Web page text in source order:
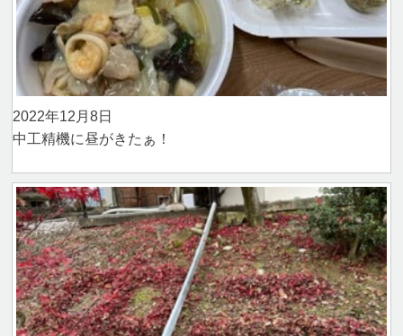
2022年12月8日
中工精機に昼がきたぁ！